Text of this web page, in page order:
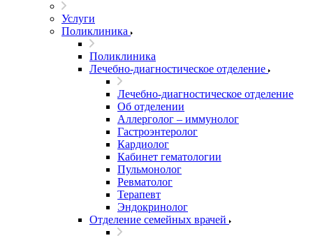
Услуги
Поликлиника
Поликлиника
Лечебно-диагностическое отделение
Лечебно-диагностическое отделение
Об отделении
Аллерголог – иммунолог
Гастроэнтеролог
Кардиолог
Кабинет гематологии
Пульмонолог
Ревматолог
Терапевт
Эндокринолог
Отделение семейных врачей